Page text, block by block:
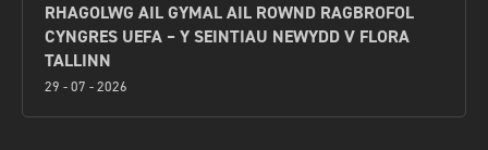
RHAGOLWG AIL GYMAL AIL ROWND RAGBROFOL
CYNGRES UEFA – Y SEINTIAU NEWYDD V FLORA
TALLINN
29 - 07 - 2026